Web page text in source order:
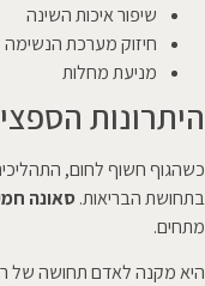
שיפור איכות השינה
חיזוק מערכת הנשימה
מניעת מחלות
היתרונות
כשהגוף חשוף לחום, התהליכים
בתחושת הבריאות.סאונה
מתחים.
היא מקנה לאדם תחושה של